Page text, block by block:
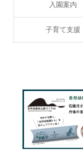
入園案内
子育て支援